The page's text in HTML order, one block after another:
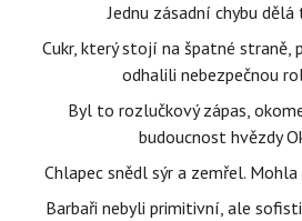
Jednu zásadní chybu dělá
Cukr, který stojí na špatné straně,
odhalili nebezpečnou
Byl to rozlučkový zápas,
budoucnost hvězdy
Chlapec snědl sýr a zemřel.
Barbaři nebyli primitivní, ale